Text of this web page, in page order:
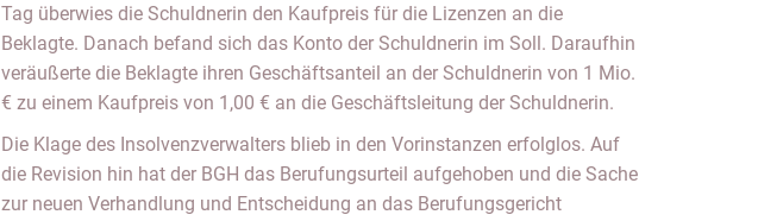
Tag überwies die Schuldnerin den Kaufpreis für die Lizenzen an die
Beklagte. Danach befand sich das Konto der Schuldnerin im Soll. Daraufhin
veräußerte die Beklagte ihren Geschäftsanteil an der Schuldnerin von 1 Mio.
€ zu einem Kaufpreis von 1,00 € an die Geschäftsleitung der Schuldnerin.
Die Klage des Insolvenzverwalters blieb in den Vorinstanzen erfolglos. Auf
die Revision hin hat der BGH das Berufungsurteil aufgehoben und die Sache
zur neuen Verhandlung und Entscheidung an das Berufungsgericht